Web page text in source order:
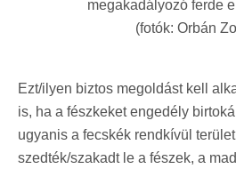
megakadályozó ferde
(fotók: Orbán
Ezt/ilyen biztos megoldást kell
is, ha a fészkeket engedély
ugyanis a fecskék rendkívül
szedték/szakadt le a fészek, a